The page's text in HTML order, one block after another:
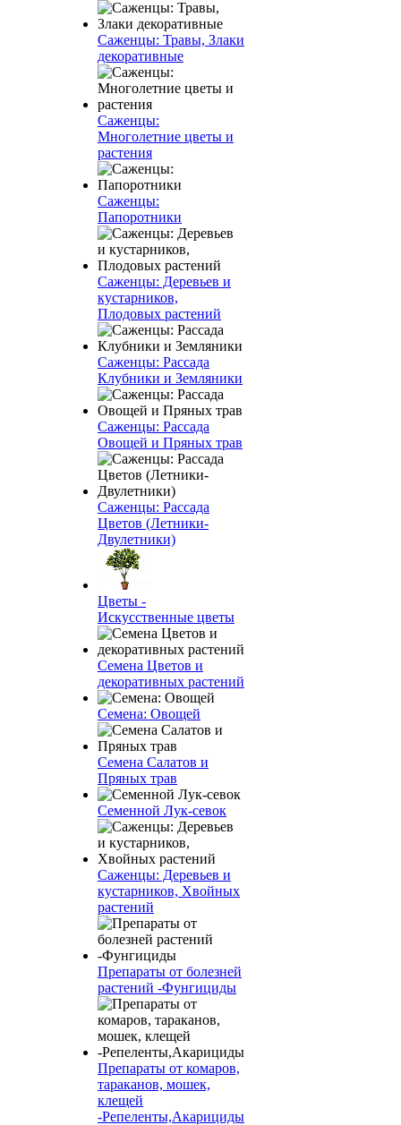
Саженцы: Травы, Злаки
декоративные
Саженцы:
Многолетние цветы и
растения
Саженцы:
Папоротники
Саженцы: Деревьев и
кустарников,
Плодовых растений
Саженцы: Рассада
Клубники и Земляники
Саженцы: Рассада
Овощей и Пряных трав
Саженцы: Рассада
Цветов (Летники-
Двулетники)
Цветы -
Искусственные цветы
Семена Цветов и
декоративных растений
Семена: Овощей
Семена Салатов и
Пряных трав
Семенной Лук-севок
Саженцы: Деревьев и
кустарников, Хвойных
растений
Препараты от болезней
растений -Фунгициды
Препараты от комаров,
тараканов, мошек,
клещей
-Репеленты,Акарициды